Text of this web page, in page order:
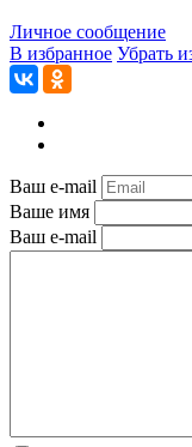
Личное сообщение
В избранное Убрать
Ваш e-mail
Ваше имя
Ваш e-mail